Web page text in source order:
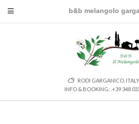
b&b melangolo
RODI GARGANICO, ITALY
INFO & BOOKING: .+39 348